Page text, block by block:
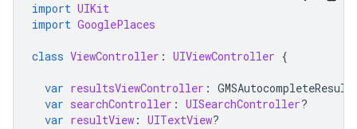
import UIKit
import GooglePlaces
class ViewController : UIViewController {
var resultsViewController :
var searchController : UISearchController?
var resultView : UITextView?